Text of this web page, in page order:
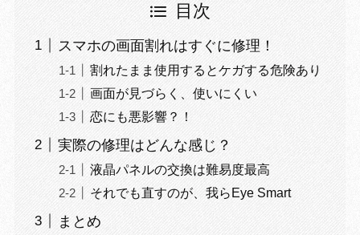
目次
スマホの画面割れはすぐに修理！
割れたまま使用するとケガする危険あり
画面が見づらく、使いにくい
恋にも悪影響？！
実際の修理はどんな感じ？
液晶パネルの交換は難易度最高
それでも直すのが、我らEye Smart
まとめ